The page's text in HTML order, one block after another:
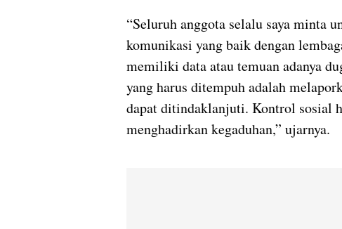
“Seluruh anggota selalu saya minta
komunikasi yang baik dengan
memiliki data atau temuan adanya
yang harus ditempuh adalah
dapat ditindaklanjuti. Kontrol sosial
menghadirkan kegaduhan,” ujarnya.